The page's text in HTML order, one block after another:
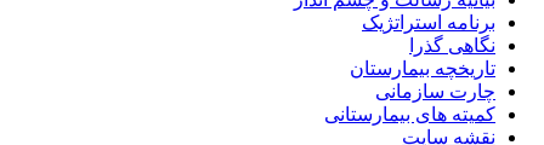
برنامه استراتژیک
نگاهی گذرا
تاریخچه بیمارستان
چارت سازمانی
کمیته های بیمارستانی
نقشه سایت